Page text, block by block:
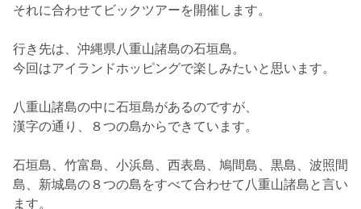
それに合わせてビックツアーを開催します。
行き先は、沖縄県八重山諸島の石垣島。
今回はアイランドホッピングで楽しみたいと思います。
八重山諸島の中に石垣島があるのですが、
漢字の通り、８つの島からできています。
石垣島、竹富島、小浜島、西表島、鳩間島、黒島、波照間
島、新城島の８つの島をすべて合わせて八重山諸島と言い
ます。